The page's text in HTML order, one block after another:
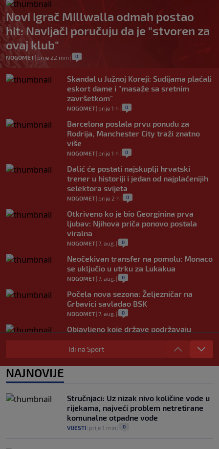
Novi igrač Millwalla odmah postao
hit: Navijači poručuju da je "stvoren za
ovaj klub"
NOGOMET| prije 22 min | 0
Skandal u Južnoj Koreji: Sudijama plaćali
eskort dame i "masaže sa sretnim
završetkom"
NOGOMET| prije 1 h | 0
Barcelona poslala prvu ponudu za
Rodrija, Manchester City traži znatno
više
NOGOMET| prije 1 h | 0
Dalić će postati najskuplji hrvatski
trener u historiji i jedan od najplaćenijih
selektora svijeta
NOGOMET| prije 2 h | 0
Otkriveno ko je bio Georginina prva
ljubav: Njihova priča ponovo postala
viralna
NOGOMET| 7. aug. | 0
Neočekivan transfer na pomolu: Monaco
se uključio u utrku za Lukakua
NOGOMET| 7. aug. | 0
Počela nova sezona: Željezničar na
Grbavici savladao BSK
NOGOMET| 7. aug. | 0
Objavljeno koje države podržavaju
Infantina, a koje traže promjene: HNS
odavno zauzeo stranu
prvenstvo ispod cijene?
NOGOMET 0
Idi na Sport
NAJNOVIJE
Stručnjaci: Uz nizak nivo količine vode u
rijekama, najveći problem netretirane
komunalne otpadne vode
VIJESTI prije 1 min 0